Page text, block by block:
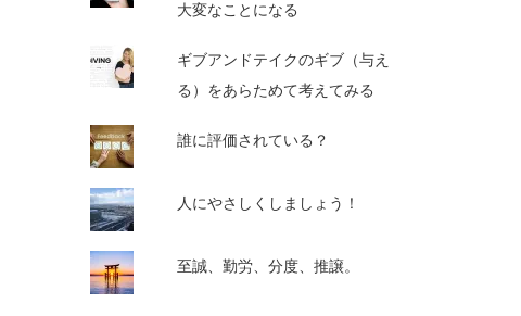
大変なことになる
ギブアンドテイクのギブ（与え
る）をあらためて考えてみる
誰に評価されている？
人にやさしくしましょう！
至誠、勤労、分度、推譲。